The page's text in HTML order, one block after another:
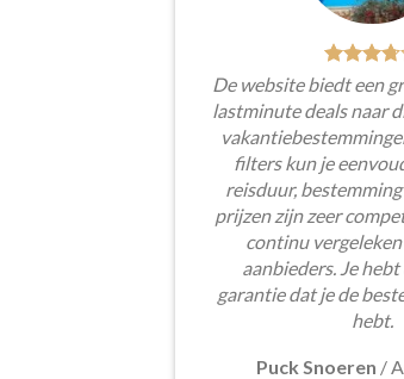
De website biedt een
lastminute deals naar
filters kun je
reisduur, bestemming
prijzen zijn zeer
continu vergeleken
aanbieders. Je hebt
garantie dat je de
hebt.
Puck Snoeren /